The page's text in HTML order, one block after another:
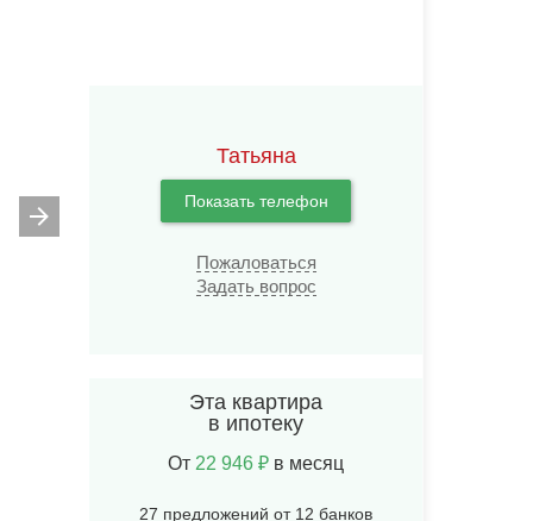
Татьяна
Показать телефон
Пожаловаться
Задать вопрос
Эта квартира
в ипотеку
От 22 946 ₽ в месяц
27 предложений от 12 банков